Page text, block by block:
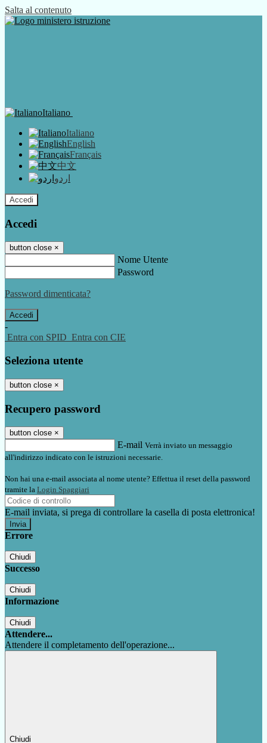
Salta al contenuto
Italiano
Italiano
English
Français
中文
اردو
Accedi
Accedi
button close ×
Nome Utente
Password
Password dimenticata?
-
Entra con SPID Entra con CIE
Seleziona utente
button close ×
Recupero password
button close ×
E-mail Verrà inviato un messaggio
all'indirizzo indicato con le istruzioni necessarie.
Non hai una e-mail associata al nome utente? Effettua il reset della password
tramite la Login Spaggiari
E-mail inviata, si prega di controllare la casella di posta elettronica!
Errore
Chiudi
Successo
Chiudi
Informazione
Chiudi
Attendere...
Attendere il completamento dell'operazione...
Chiudi